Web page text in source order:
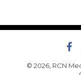
© 2026, RCN